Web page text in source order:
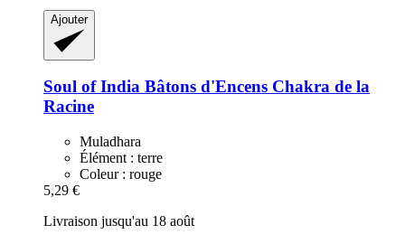
Ajouter
Soul of India Bâtons d'Encens Chakra de la
Racine
Muladhara
Élément : terre
Coleur : rouge
5,29 €
Livraison jusqu'au 18 août